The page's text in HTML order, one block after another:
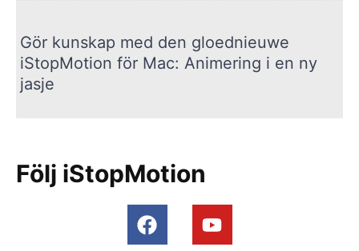
Gör kunskap med den gloednieuwe
iStopMotion för Mac: Animering i en ny
jasje
Följ iStopMotion